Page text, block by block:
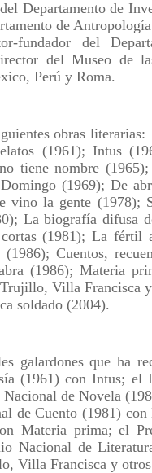
Departamento de
de
fundador del
del Museo de
Perú y Roma.
obras
(1961); Intus
tiene nombre
(1969); De
vino la gente (1978);
La biografía difusa
(1981); La fértil
Cuentos,
(1986); Materia
Villa Francisca
soldado (2004).
galardones que ha
(1961) con Intus;
de Novela
de Cuento (1981)
Materia prima; el
Nacional de
Villa Francisca y otros